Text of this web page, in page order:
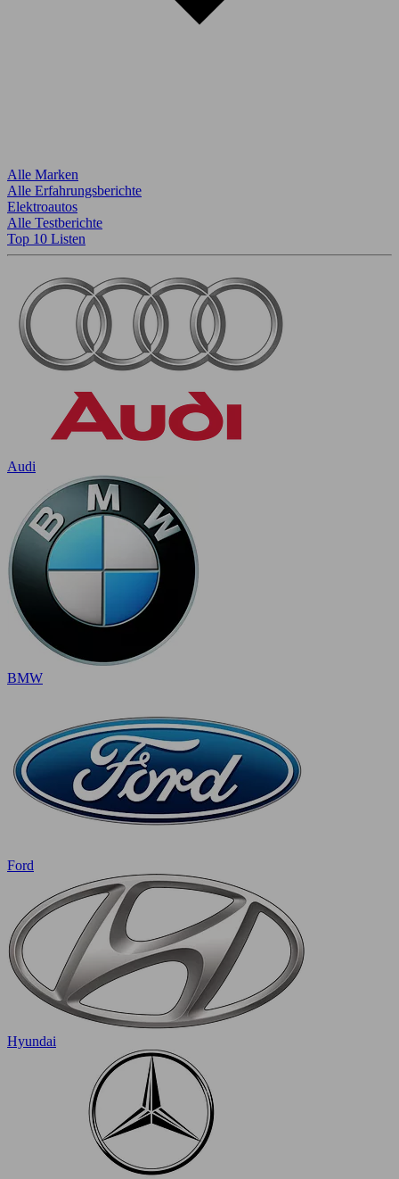
Alle Marken
Alle Erfahrungsberichte
Elektroautos
Alle Testberichte
Top 10 Listen
Audi
BMW
Ford
Hyundai